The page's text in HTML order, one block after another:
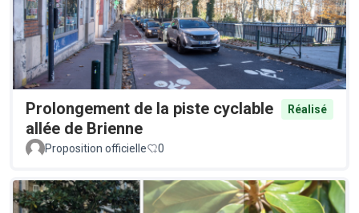
Prolongement de la piste cyclable
allée de Brienne
Réalisé
Proposition officielle 0